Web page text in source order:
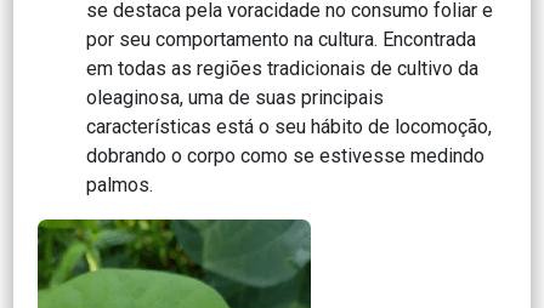
se destaca pela voracidade no consumo foliar e
por seu comportamento na cultura. Encontrada
em todas as regiões tradicionais de cultivo da
oleaginosa, uma de suas principais
características está o seu hábito de locomoção,
dobrando o corpo como se estivesse medindo
palmos.